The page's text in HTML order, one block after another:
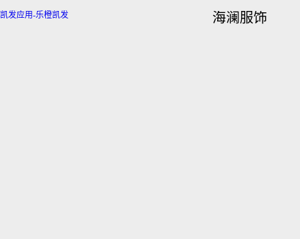
凯发应用-乐橙凯发 海澜服饰